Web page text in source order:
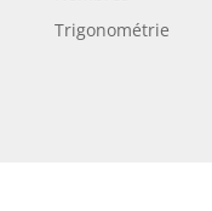
Trigonométrie